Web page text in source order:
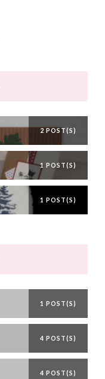
2 POST(S)
1 POST(S)
1 POST(S)
1 POST(S)
4 POST(S)
4 POST(S)